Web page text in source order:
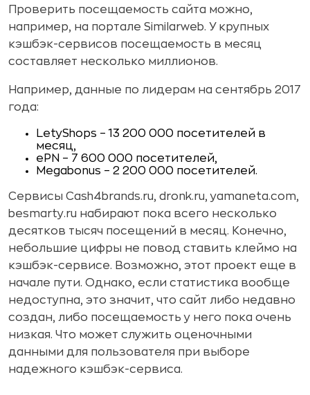
Проверить посещаемость сайта можно,
например, на портале Similarweb. У крупных
кэшбэк-сервисов посещаемость в месяц
составляет несколько миллионов.
Например, данные по лидерам на сентябрь 2017
года:
LetyShops – 13 200 000 посетителей в
месяц,
ePN – 7 600 000 посетителей,
Megabonus – 2 200 000 посетителей.
Сервисы Cash4brands.ru, dronk.ru, yamaneta.com,
besmarty.ru набирают пока всего несколько
десятков тысяч посещений в месяц. Конечно,
небольшие цифры не повод ставить клеймо на
кэшбэк-сервисе. Возможно, этот проект еще в
начале пути. Однако, если статистика вообще
недоступна, это значит, что сайт либо недавно
создан, либо посещаемость у него пока очень
низкая. Что может служить оценочными
данными для пользователя при выборе
надежного кэшбэк-сервиса.